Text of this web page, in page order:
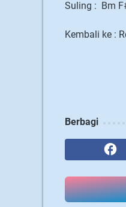
Suling : Bm
Kembali ke :
Berbagi